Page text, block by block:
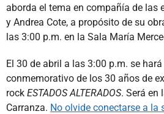
aborda el tema en compañía de las
y Andrea Cote, a propósito de su
las 3:00 p.m. en la Sala María
El 30 de abril a las 3:00 p.m. se
conmemorativo de los 30 años de
rock ESTADOS ALTERADOS. Será en
Carranza. No olvide conectarse a la